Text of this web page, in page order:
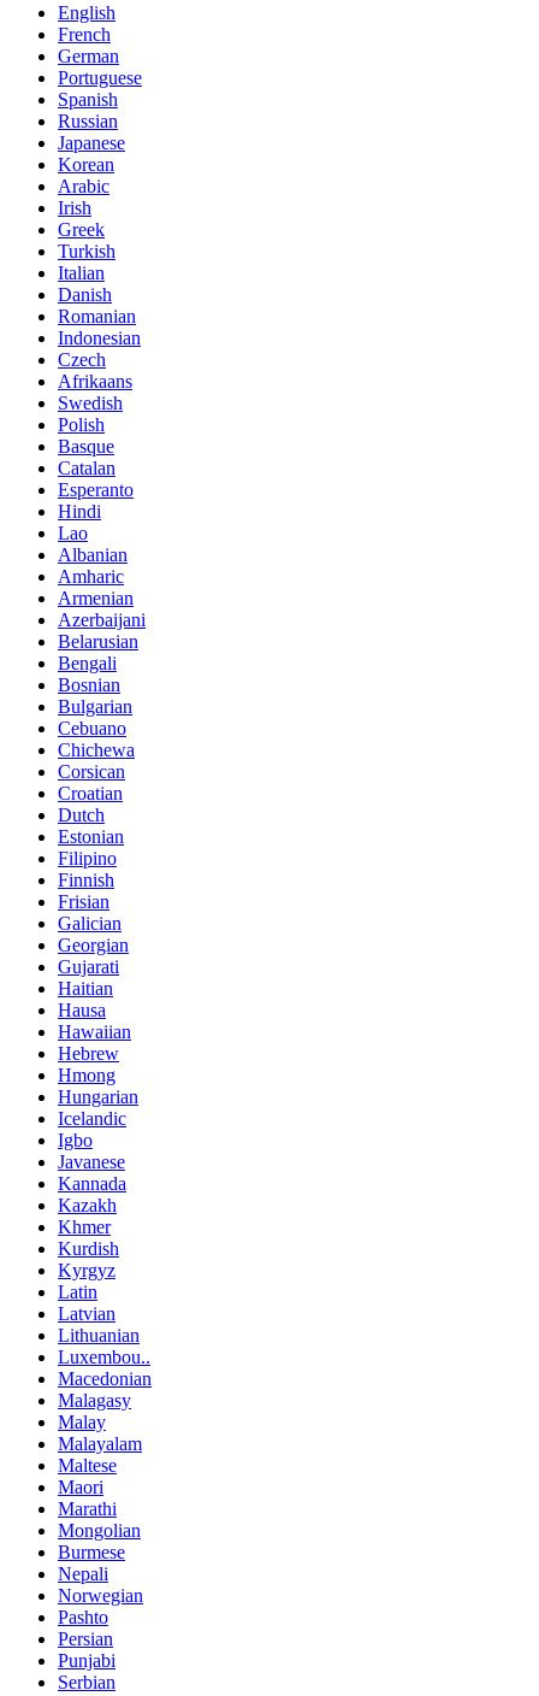
English
French
German
Portuguese
Spanish
Russian
Japanese
Korean
Arabic
Irish
Greek
Turkish
Italian
Danish
Romanian
Indonesian
Czech
Afrikaans
Swedish
Polish
Basque
Catalan
Esperanto
Hindi
Lao
Albanian
Amharic
Armenian
Azerbaijani
Belarusian
Bengali
Bosnian
Bulgarian
Cebuano
Chichewa
Corsican
Croatian
Dutch
Estonian
Filipino
Finnish
Frisian
Galician
Georgian
Gujarati
Haitian
Hausa
Hawaiian
Hebrew
Hmong
Hungarian
Icelandic
Igbo
Javanese
Kannada
Kazakh
Khmer
Kurdish
Kyrgyz
Latin
Latvian
Lithuanian
Luxembou..
Macedonian
Malagasy
Malay
Malayalam
Maltese
Maori
Marathi
Mongolian
Burmese
Nepali
Norwegian
Pashto
Persian
Punjabi
Serbian